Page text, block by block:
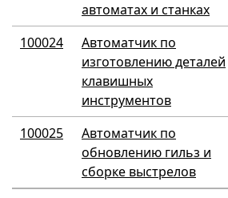
автоматах и станках
100024
Автоматчик по
изготовлению деталей
клавишных
инструментов
100025
Автоматчик по
обновлению гильз и
сборке выстрелов